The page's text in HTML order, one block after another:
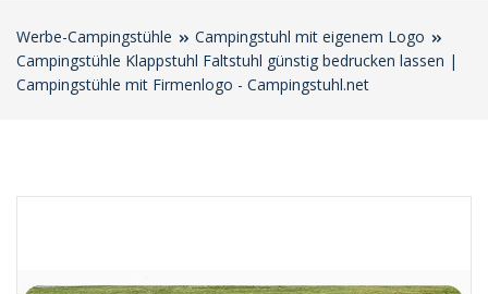
Werbe-Campingstühle
Campingstuhl mit eigenem Logo
Campingstühle Klappstuhl Faltstuhl günstig bedrucken lassen |
Campingstühle mit Firmenlogo - Campingstuhl.net